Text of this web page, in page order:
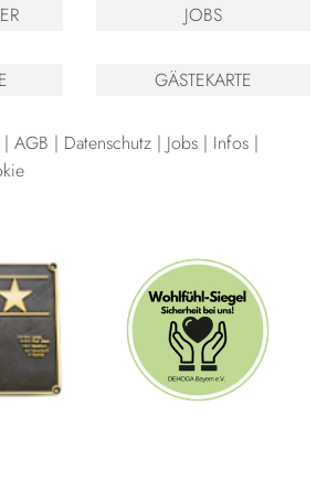
JOBS
GÄSTEKARTE
AGB Datenschutz Jobs
Infos